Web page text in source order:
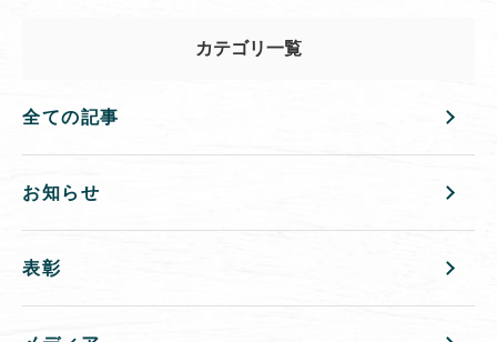
カテゴリ一覧
全ての記事
お知らせ
表彰